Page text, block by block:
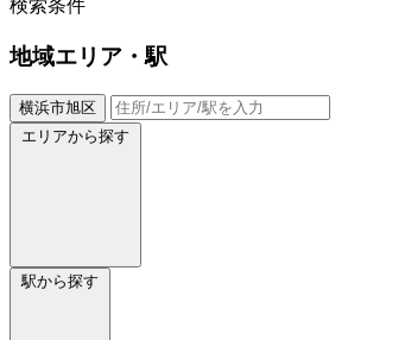
検索条件
地域エリア・駅
横浜市旭区
エリアから探す
駅から探す